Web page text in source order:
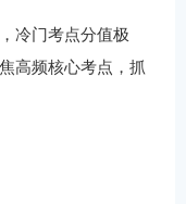
冷门考点分值极
高频核心考点，抓